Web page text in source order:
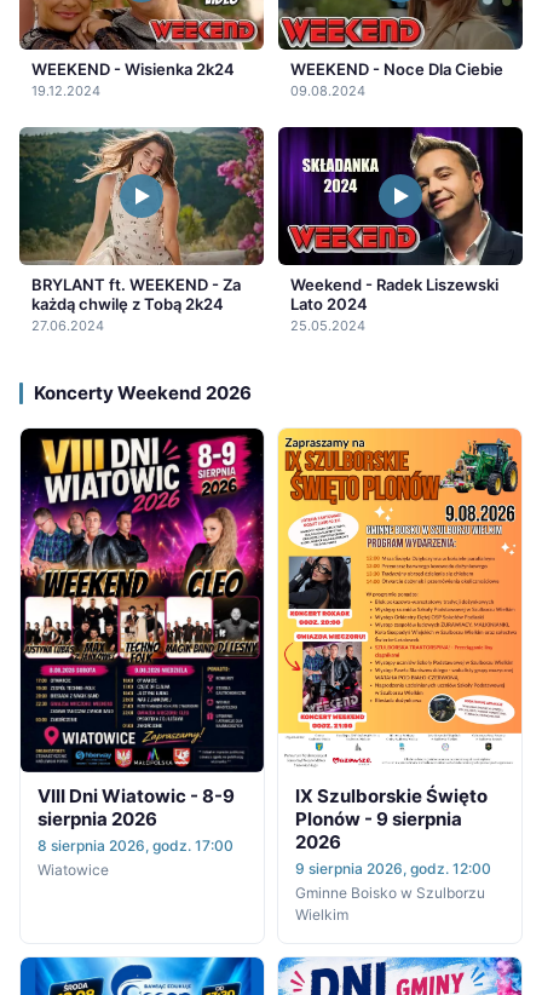
WEEKEND - Wisienka 2k24
19.12.2024
WEEKEND - Noce Dla Ciebie
09.08.2024
BRYLANT ft. WEEKEND - Za
każdą chwilę z Tobą 2k24
27.06.2024
Weekend - Radek Liszewski
Lato 2024
25.05.2024
Koncerty Weekend 2026
VIII Dni Wiatowic - 8-9
sierpnia 2026
8 sierpnia 2026, godz. 17:00
Wiatowice
IX Szulborskie Święto
Plonów - 9 sierpnia
2026
9 sierpnia 2026, godz. 12:00
Gminne Boisko w Szulborzu
Wielkim